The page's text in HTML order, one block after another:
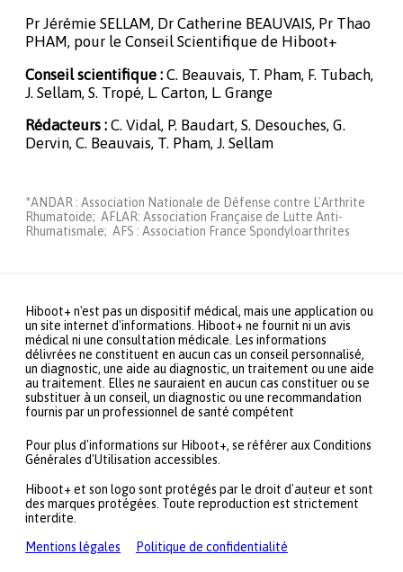
Pr Jérémie SELLAM, Dr Catherine BEAUVAIS, Pr Thao
PHAM, pour le Conseil Scientifique de Hiboot+
Conseil scientifique : C. Beauvais, T. Pham, F. Tubach,
J. Sellam, S. Tropé, L. Carton, L. Grange
Rédacteurs : C. Vidal, P. Baudart, S. Desouches, G.
Dervin, C. Beauvais, T. Pham, J. Sellam
*ANDAR : Association Nationale de Défense contre L'Arthrite
Rhumatoide; AFLAR: Association Française de Lutte Anti-
Rhumatismale; AFS : Association France Spondyloarthrites
Hiboot+ n'est pas un dispositif médical, mais une application ou
un site internet d'informations. Hiboot+ ne fournit ni un avis
médical ni une consultation médicale. Les informations
délivrées ne constituent en aucun cas un conseil personnalisé,
un diagnostic, une aide au diagnostic, un traitement ou une aide
au traitement. Elles ne sauraient en aucun cas constituer ou se
substituer à un conseil, un diagnostic ou une recommandation
fournis par un professionnel de santé compétent
Pour plus d'informations sur Hiboot+, se référer aux Conditions
Générales d'Utilisation accessibles.
Hiboot+ et son logo sont protégés par le droit d'auteur et sont
des marques protégées. Toute reproduction est strictement
interdite.
Mentions légales
Politique de confidentialité